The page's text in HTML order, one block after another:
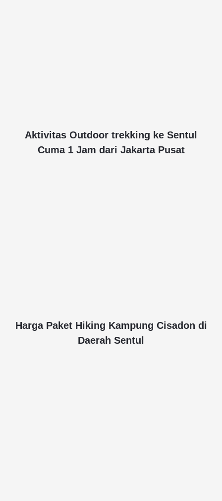
Aktivitas Outdoor trekking ke Sentul
Cuma 1 Jam dari Jakarta Pusat
Harga Paket Hiking Kampung Cisadon di
Daerah Sentul